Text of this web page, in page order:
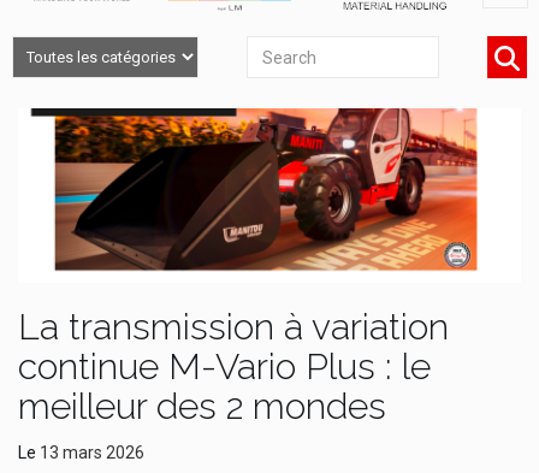
La transmission à variation
continue M-Vario Plus : le
meilleur des 2 mondes
Le 13 mars 2026